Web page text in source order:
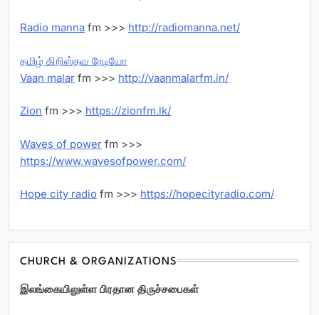
Radio manna fm >>> http://radiomanna.net/
தமிழ் கிறிஸ்தவ ரேடியோ
Vaan malar fm >>> http://vaanmalarfm.in/
Zion fm >>> https://zionfm.lk/
Waves of power fm >>>
https://www.wavesofpower.com/
Hope city radio fm >>> https://hopecityradio.com/
CHURCH & ORGANIZATIONS
இலங்கையிலுள்ள பிரதான திருச்சபைகள்